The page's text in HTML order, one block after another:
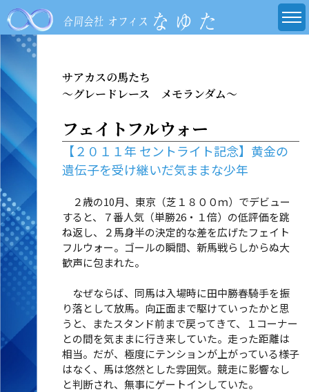
サアカスの馬たち
～グレードレース メモランダム～
フェイトフルウォー
【２０１１年 セントライト記念】黄金の
遺伝子を受け継いだ気ままな少年
２歳の10月、東京（芝１８００ｍ）でデビュー
すると、７番人気（単勝26・１倍）の低評価を跳
ね返し、２馬身半の決定的な差を広げたフェイト
フルウォー。ゴールの瞬間、新馬戦らしからぬ大
歓声に包まれた。
なぜならば、同馬は入場時に田中勝春騎手を振
り落として放馬。向正面まで駆けていったかと思
うと、またスタンド前まで戻ってきて、１コーナー
との間を気ままに行き来していた。走った距離は
相当。だが、極度にテンションが上がっている様子
はなく、馬は悠然とした雰囲気。競走に影響なし
と判断され、無事にゲートインしていた。